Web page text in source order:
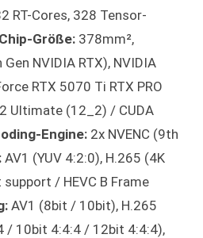
RT-Cores, 328 Tensor-
Chip-Größe: 378mm²,
NVIDIA RTX), NVIDIA
RTX 5070 Ti RTX PRO
Ultimate (12_2) / CUDA
Engine: 2x NVENC (9th
AV1 (YUV 4:2:0), H.265 (4K
/ HEVC B Frame
AV1 (8bit / 10bit), H.265
/ 10bit 4:4:4 / 12bit 4:4:4),